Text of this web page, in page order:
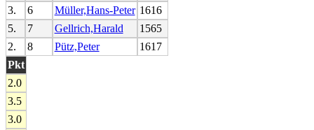
3.
6 Müller,Hans-Peter 1616
5.
7 Gellrich,Harald
1565
2.
8 Pütz,Peter
1617
Pkt
2.0
3.5
3.0